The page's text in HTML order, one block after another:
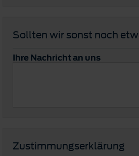
Sollten wir sonst noch
Ihre Nachricht an uns
Zustimmungserklärung